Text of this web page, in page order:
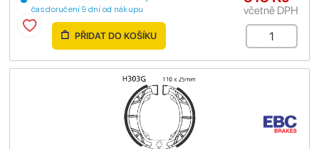
čas doručení 9 dní od nákupu
včetně DPH
PŘIDAT DO KOŠÍKU